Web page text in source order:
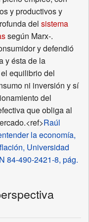
y productivos y
del sistema
según Marx-.
y defendió
y ésta de la
equilibrio del
ni inversión y sí
del
que obliga al
Raúl
la economía,
Universidad
84-490-2421-8, pág.